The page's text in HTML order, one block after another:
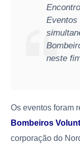
Eventos
neste
Os eventos foram
Bombeiros
corporação do